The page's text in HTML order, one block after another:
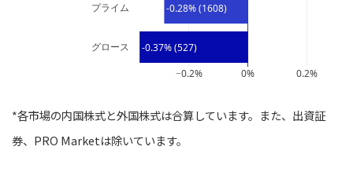
-0.37% (527)
-0.28% (1608)
−0.2% 0% 0.2%
グロース
プライム
*各市場の内国株式と外国株式は合算しています。また、出資証
券、PRO Marketは除いています。